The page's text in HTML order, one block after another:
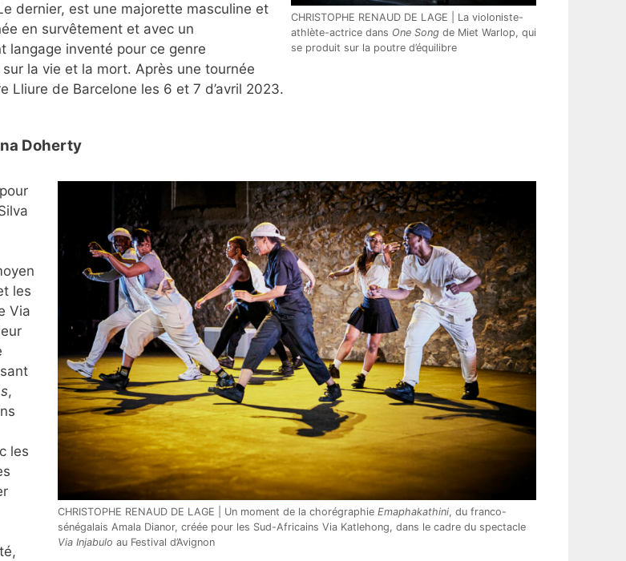
CHRISTOPHE RENAUD DE LAGE | La violoniste-
athlète-actrice dans One Song de Miet Warlop, qui
se produit sur la poutre d’équilibre
dernier, est une majorette masculine et
en survêtement et avec un
langage inventé pour ce genre
la vie et la mort. Après une tournée
Lliure de Barcelone les 6 et 7 d’avril 2023.
Doherty
CHRISTOPHE RENAUD DE LAGE | Un moment de la chorégraphie Emaphakathini, du franco-
sénégalais Amala Dianor, créée pour les Sud-Africains Via Katlehong, dans le cadre du spectacle
Via Injabulo au Festival d’Avignon
les
Via
,
les